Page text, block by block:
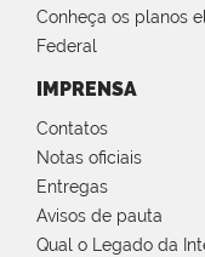
Conheça os planos
Federal
IMPRENSA
Contatos
Notas oficiais
Entregas
Avisos de pauta
Qual o Legado da